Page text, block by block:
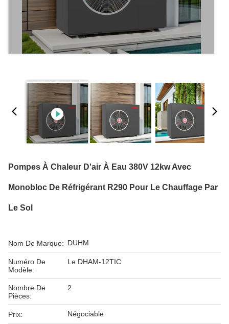
Pompes À Chaleur D'air À Eau 380V 12kw Avec
Monobloc De Réfrigérant R290 Pour Le Chauffage Par
Le Sol
Nom De Marque: DUHM
Numéro De
Modèle:
Le DHAM-12TIC
Nombre De
Pièces:
2
Prix: Négociable